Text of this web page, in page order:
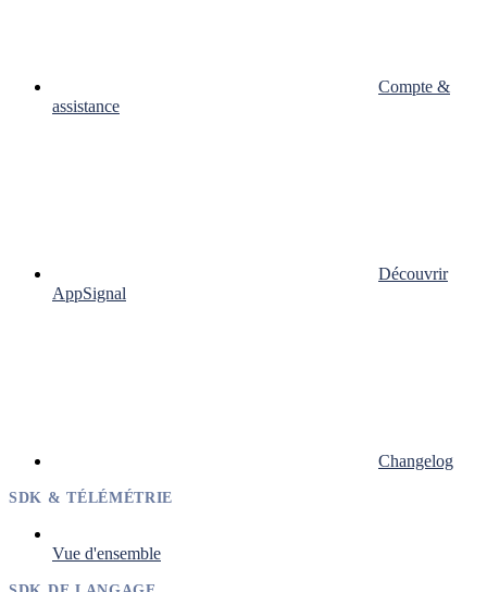
Compte &
assistance
Découvrir
AppSignal
Changelog
SDK & TÉLÉMÉTRIE
Vue d'ensemble